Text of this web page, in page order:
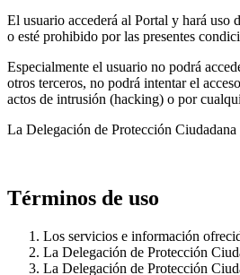
El usuario accederá al Portal y hará
o esté prohibido por las presentes
Especialmente el usuario no podrá
otros terceros, no podrá intentar el
actos de intrusión (hacking) o por
La Delegación de Protección
Términos de uso
Los servicios e información
La Delegación de Protección
La Delegación de Protección